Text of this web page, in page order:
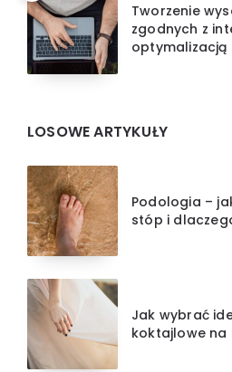
Tworzenie
zgodnych z
optymalizacją
LOSOWE ARTYKUŁY
Podologia –
stóp i
Jak wybrać
koktajlowe na